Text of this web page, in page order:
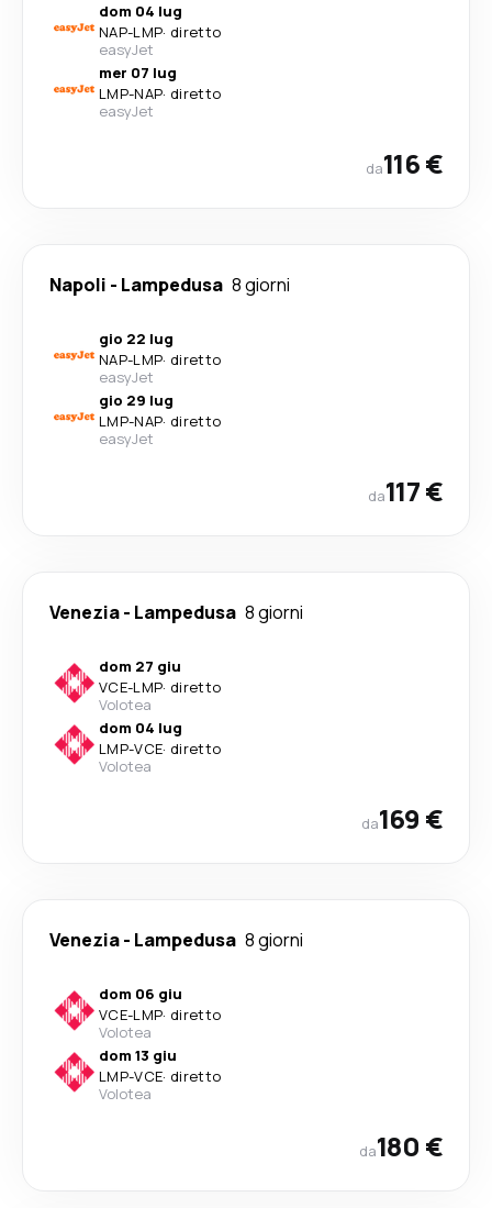
dom 04 lug
NAP-LMP· diretto
easyJet
mer 07 lug
LMP-NAP· diretto
easyJet
da116 €
Napoli - Lampedusa 8 giorni
gio 22 lug
NAP-LMP· diretto
easyJet
gio 29 lug
LMP-NAP· diretto
easyJet
da117 €
Venezia- Lampedusa 8 giorni
dom 27 giu
VCE-LMP· diretto
Volotea
dom 04 lug
LMP-VCE· diretto
Volotea
da169 €
Venezia- Lampedusa 8 giorni
dom 06 giu
VCE-LMP· diretto
Volotea
dom 13 giu
LMP-VCE· diretto
Volotea
da180 €